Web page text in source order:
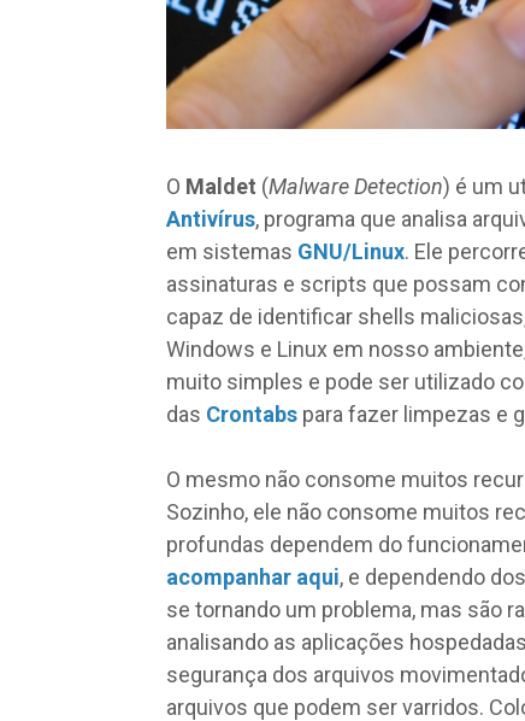
O Maldet (Malware Detection) é um
Antivírus, programa que analisa
em sistemas GNU/Linux. Ele
assinaturas e scripts que possam
capaz de identificar shells
Windows e Linux em nosso
muito simples e pode ser utilizado
das Crontabs para fazer limpezas e
O mesmo não consome muitos
Sozinho, ele não consome muitos
profundas dependem do
acompanhar aqui, e dependendo
se tornando um problema, mas são
analisando as aplicações
segurança dos arquivos
arquivos que podem ser varridos.